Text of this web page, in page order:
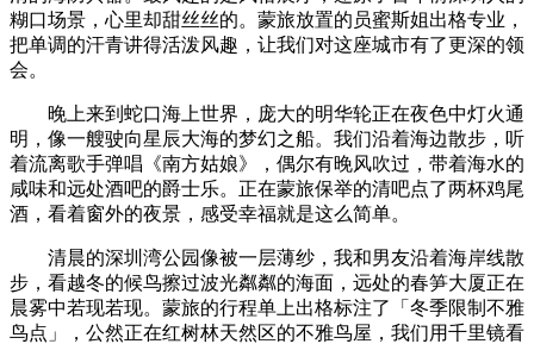
糊口场景，心里却甜丝丝的。蒙旅放置的员蜜斯姐出格专业，
把单调的汗青讲得活泼风趣，让我们对这座城市有了更深的领
会。
晚上来到蛇口海上世界，庞大的明华轮正在夜色中灯火通
明，像一艘驶向星辰大海的梦幻之船。我们沿着海边散步，听
着流离歌手弹唱《南方姑娘》，偶尔有晚风吹过，带着海水的
咸味和远处酒吧的爵士乐。正在蒙旅保举的清吧点了两杯鸡尾
酒，看着窗外的夜景，感受幸福就是这么简单。
清晨的深圳湾公园像被一层薄纱，我和男友沿着海岸线散
步，看越冬的候鸟擦过波光粼粼的海面，远处的春笋大厦正在
晨雾中若现若现。蒙旅的行程单上出格标注了「冬季限制不雅
鸟点」，公然正在红树林天然区的不雅鸟屋，我们用千里镜看